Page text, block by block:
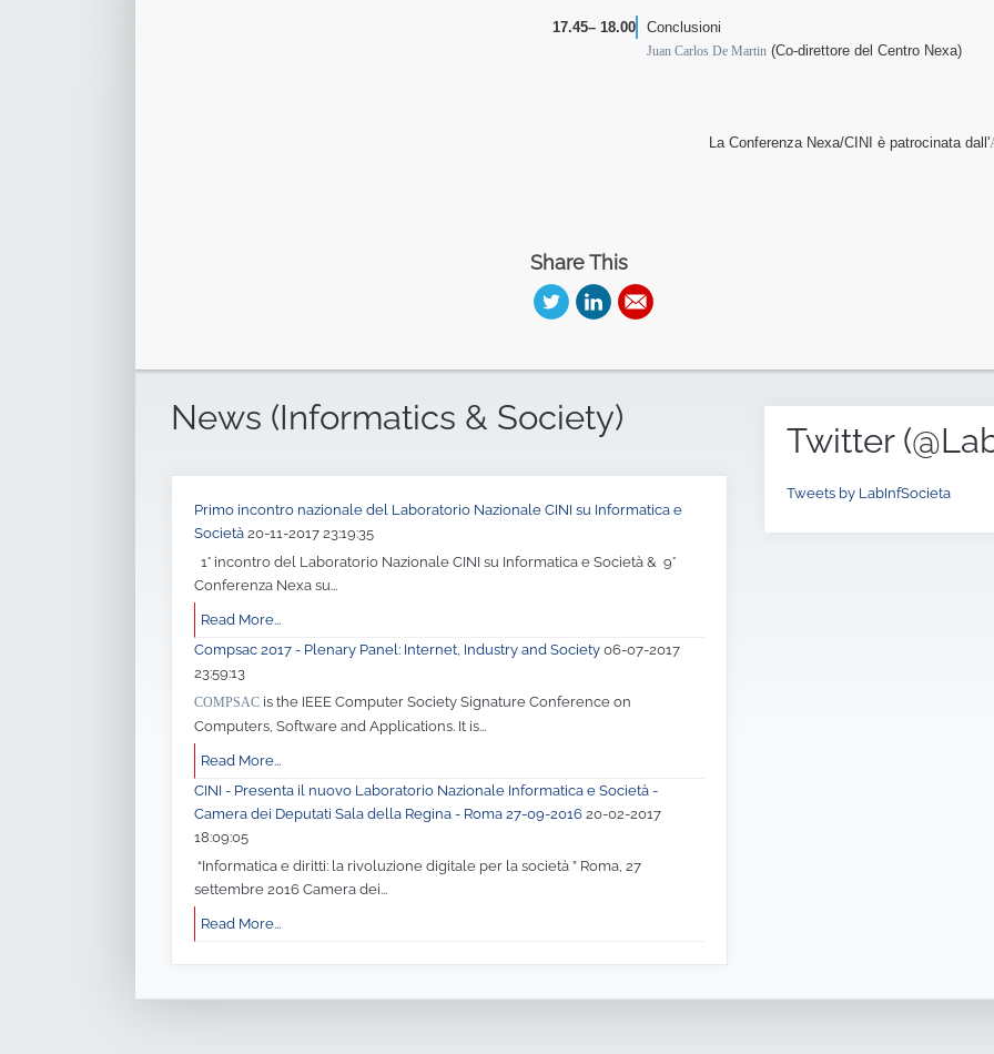
17.45– 18.00 Conclusioni
Juan Carlos De Martin (Co-direttore del Centro Nexa)
La Conferenza Nexa/CINI è patrocinata dall'
Share This
News (Informatics & Society)
Primo incontro nazionale del Laboratorio Nazionale CINI su Informatica e
Società 20-11-2017 23:19:35
1° incontro del Laboratorio Nazionale CINI su Informatica e Società & 9°
Conferenza Nexa su...
Read More...
Compsac 2017 - Plenary Panel: Internet, Industry and Society 06-07-2017
23:59:13
COMPSAC is the IEEE Computer Society Signature Conference on
Computers, Software and Applications. It is...
Read More...
CINI - Presenta il nuovo Laboratorio Nazionale Informatica e Società -
Camera dei Deputati Sala della Regina - Roma 27-09-2016 20-02-2017
18:09:05
“Informatica e diritti: la rivoluzione digitale per la società ” Roma, 27
settembre 2016 Camera dei...
Read More...
Twitter
Tweets by LabInfSocieta